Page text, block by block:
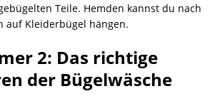
Teile. Hemden kannst du nach
auf Kleiderbügel hängen.
2: Das richtige
der Bügelwäsche